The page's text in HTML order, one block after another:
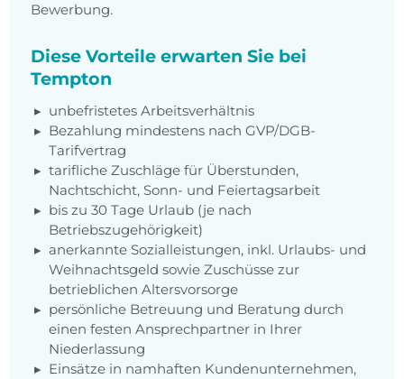
Bewerbung.
Diese Vorteile erwarten Sie bei
Tempton
unbefristetes Arbeitsverhältnis
Bezahlung mindestens nach GVP/DGB-
Tarifvertrag
tarifliche Zuschläge für Überstunden,
Nachtschicht, Sonn- und Feiertagsarbeit
bis zu 30 Tage Urlaub (je nach
Betriebszugehörigkeit)
anerkannte Sozialleistungen, inkl. Urlaubs- und
Weihnachtsgeld sowie Zuschüsse zur
betrieblichen Altersvorsorge
persönliche Betreuung und Beratung durch
einen festen Ansprechpartner in Ihrer
Niederlassung
Einsätze in namhaften Kundenunternehmen,